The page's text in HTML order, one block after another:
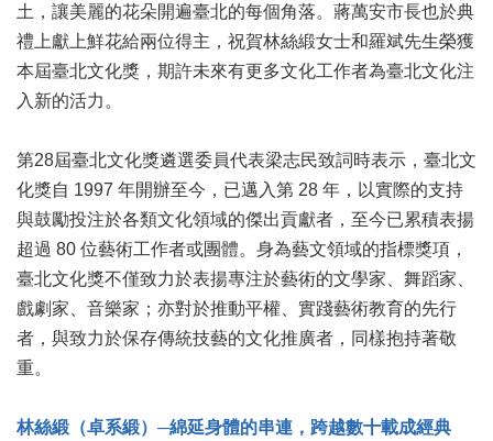
區
珍
貴
文
資
源
補
助/
申
請
案
件
政
公
土，讓美麗的花朵開遍臺北的每個角落。蔣萬安市長也於典
禮上獻上鮮花給兩位得主，祝賀林絲緞女士和羅斌先生榮獲
本屆臺北文化獎，期許未來有更多文化工作者為臺北文化注
入新的活力。
第28屆臺北文化獎遴選委員代表梁志民致詞時表示，臺北文
化獎自 1997 年開辦至今，已邁入第 28 年，以實際的支持
與鼓勵投注於各類文化領域的傑出貢獻者，至今已累積表揚
超過 80 位藝術工作者或團體。身為藝文領域的指標獎項，
臺北文化獎不僅致力於表揚專注於藝術的文學家、舞蹈家、
戲劇家、音樂家；亦對於推動平權、實踐藝術教育的先行
者，與致力於保存傳統技藝的文化推廣者，同樣抱持著敬
重。
林絲緞（卓系緞） ─綿延身體的串連，跨越數十載成經典